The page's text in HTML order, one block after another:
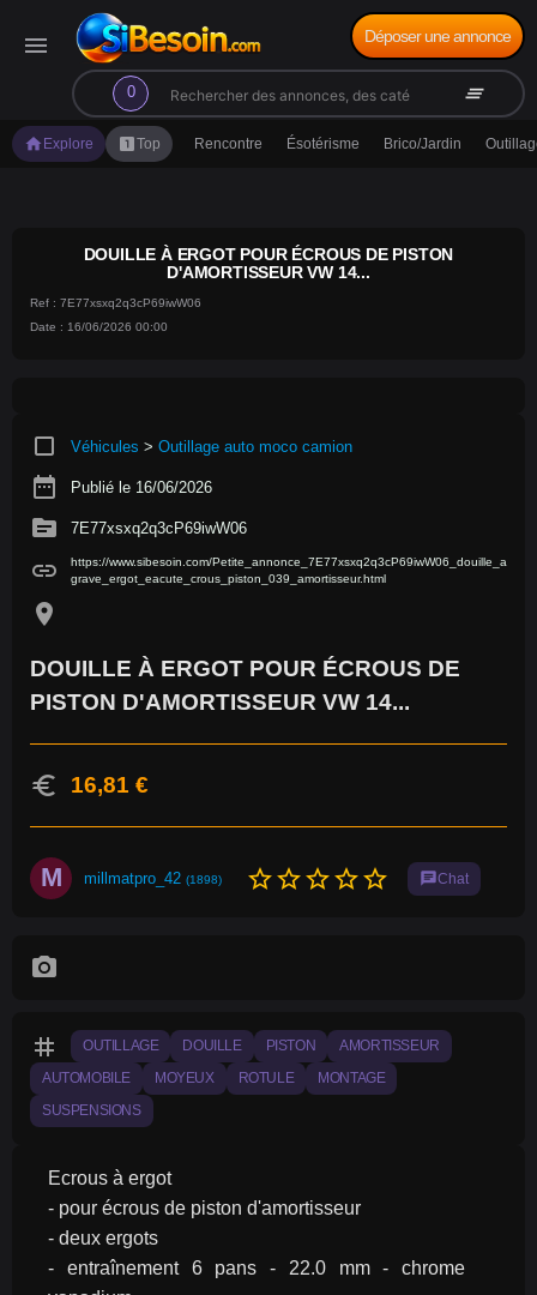
menu
0
search clear_all
Déposer une annonce
home Explore looks_oneTop Rencontre Ésotérisme Brico/Jardin
DOUILLE À ERGOT POUR ÉCROUS DE PISTON
D'AMORTISSEUR VW 14...
Ref : 7E77xsxq2q3cP69iwW06
Date : 16/06/2026 00:00
crop_square Véhicules > Outillage auto moco camion
date_range Publié le 16/06/2026
source 7E77xsxq2q3cP69iwW06
link
https://www.sibesoin.com/Petite_annonce_7E77xsxq2q3cP69iwW06_douille_a
grave_ergot_eacute_crous_piston_039_amortisseur.html
location_on
DOUILLE À ERGOT POUR ÉCROUS DE
PISTON D'AMORTISSEUR VW 14...
euro 16,81 €
M millmatpro_42 (1898) star_borderstar_borderstar_borderstar_borderstar_border chatChat
photo_camera
tag OUTILLAGE DOUILLE PISTON AMORTISSEUR
AUTOMOBILE MOYEUX ROTULE MONTAGE
SUSPENSIONS
Ecrous à ergot
- pour écrous de piston d'amortisseur
- deux ergots
- entraînement 6 pans - 22.0 mm - chrome